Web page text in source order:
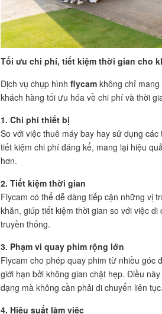
Tối ưu chi phí, tiết kiệm thời gian cho
Dịch vụ chụp hình flycamkhông chỉ mang
khách hàng tối ưu hóa về chi phí và thời
1. Chi phí thiết bị
So với việc thuê máy bay hay sử dụng các
tiết kiệm chi phí đáng kể, mang lại hiệu
hơn.
2. Tiết kiệm thời gian
Flycam có thể dễ dàng tiếp cận những vị
khăn, giúp tiết kiệm thời gian so với việc
truyền thống.
3. Phạm vi quay phim rộng lớn
Flycam cho phép quay phim từ nhiều góc
giới hạn bởi không gian chật hẹp. Điều
dạng mà không cần phải di chuyển liên tục.
4. Hiệu suất làm việc